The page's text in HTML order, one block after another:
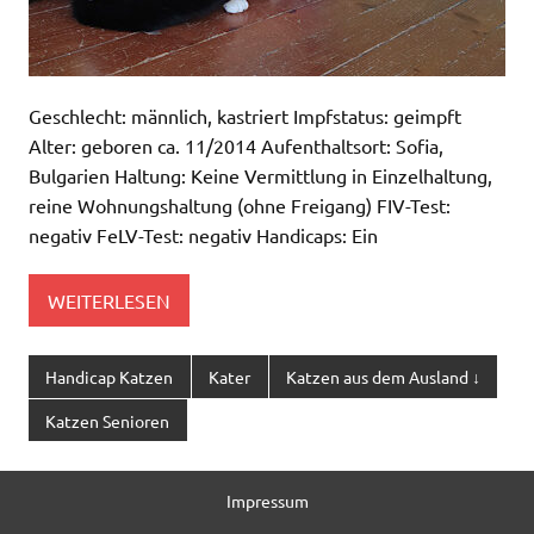
Geschlecht: männlich, kastriert Impfstatus: geimpft
Alter: geboren ca. 11/2014 Aufenthaltsort: Sofia,
Bulgarien Haltung: Keine Vermittlung in Einzelhaltung,
reine Wohnungshaltung (ohne Freigang) FIV-Test:
negativ FeLV-Test: negativ Handicaps: Ein
WEITERLESEN
Handicap Katzen Kater Katzen aus dem Ausland ↓
Katzen Senioren
Impressum